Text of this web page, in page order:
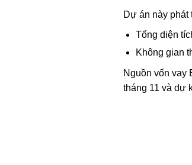
Dự án này phát
Tổng diện
Không gian
Nguồn vốn vay
tháng 11 và dự